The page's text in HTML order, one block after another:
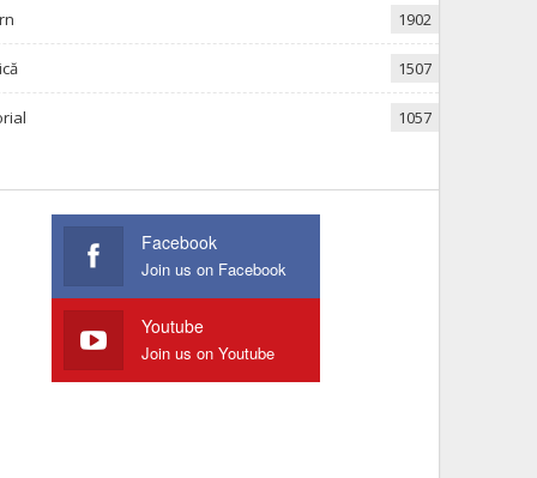
1902
1507
1057
Facebook
Join us on Facebook
Youtube
Join us on Youtube